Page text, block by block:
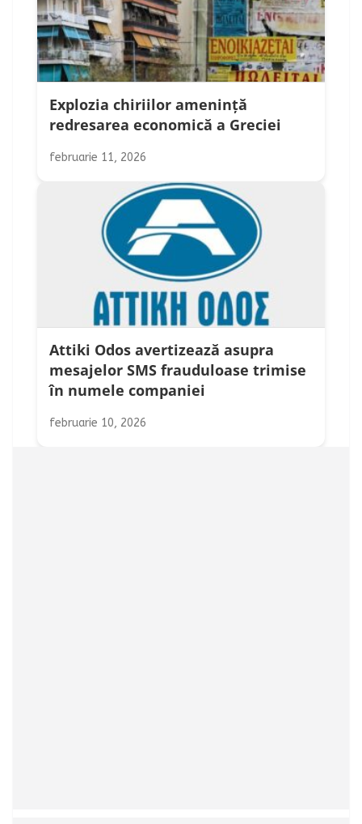
Explozia chiriilor amenință
redresarea economică a Greciei
februarie 11, 2026
Attiki Odos avertizează asupra
mesajelor SMS frauduloase trimise
în numele companiei
februarie 10, 2026